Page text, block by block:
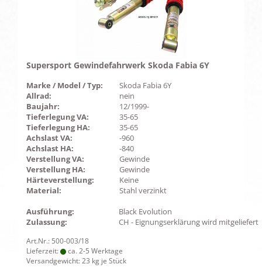
Supersport Gewindefahrwerk Skoda Fabia 6Y
Marke / Model / Typ:
Skoda Fabia 6Y
Allrad:
nein
Baujahr:
12/1999-
Tieferlegung VA:
35-65
Tieferlegung HA:
35-65
Achslast VA:
-960
Achslast HA:
-840
Verstellung VA:
Gewinde
Verstellung HA:
Gewinde
Härteverstellung:
Keine
Material:
Stahl verzinkt
Ausführung:
Black Evolution
Zulassung:
CH - Eignungserklärung wird mitgeliefert
Art.Nr.: 500-003/18
Lieferzeit:
ca. 2-5 Werktage
Versandgewicht:23 kg je Stück